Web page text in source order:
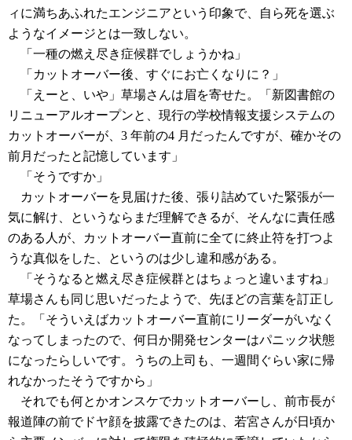
ィに満ちあふれたエンジニアという印象で、自ら死を選ぶ
ようなイメージとは一致しない。
「一種の燃え尽き症候群でしょうかね」
「カットオーバー後、すぐにお亡くなりに？」
「えーと、いや」草場さんは眉を寄せた。「新図書館の
リニューアルオープンと、現行の学校情報支援システムの
カットオーバーが、3 年前の4 月だったんですが、確かその
前月だったと記憶しています」
「そうですか」
カットオーバーを見届けた後、張り詰めていた緊張が一
気に解け、というならまだ理解できるが、そんなに責任感
のある人が、カットオーバー直前に全てに終止符を打つよ
うな真似をした、というのは少し違和感がある。
「そうなると燃え尽き症候群とはちょっと違いますね」
草場さんも同じ思いだったようで、先ほどの言葉を訂正し
た。「そういえばカットオーバー直前にリーダーがいなく
なってしまったので、何日か開発センターはパニック状態
になったらしいです。うちの上司も、一週間ぐらい家に帰
れなかったそうですから」
それでも何とかオンスケでカットオーバーし、前市長が
報道陣の前でドヤ顔を披露できたのは、若宮さんが日頃か